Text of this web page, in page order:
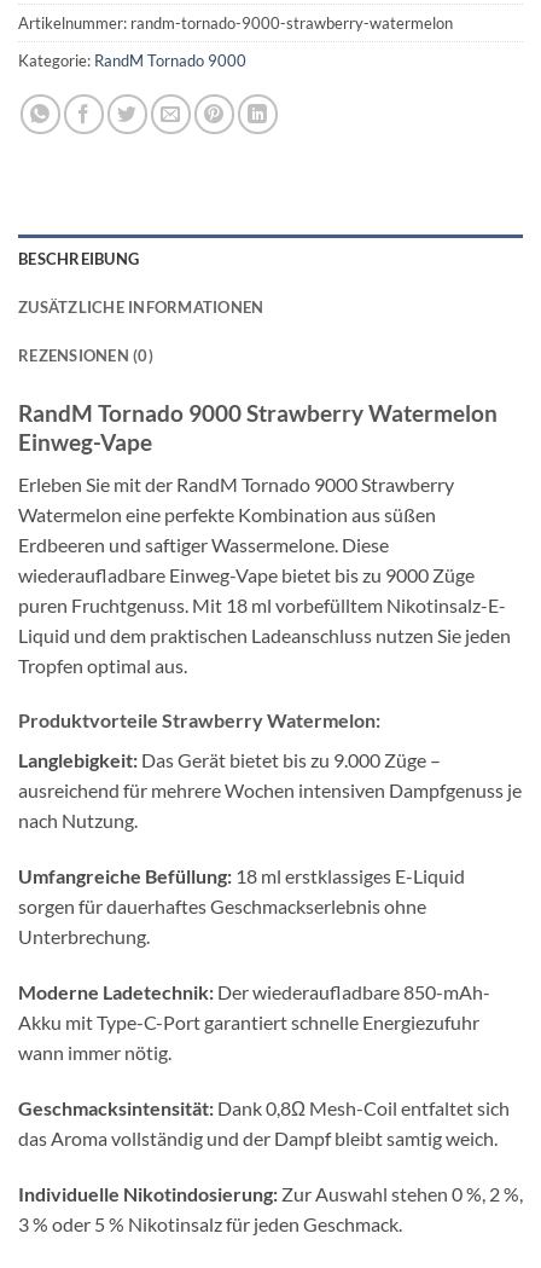
Artikelnummer: randm-tornado-9000-strawberry-watermelon
Kategorie: RandM Tornado 9000
BESCHREIBUNG
ZUSÄTZLICHE INFORMATIONEN
REZENSIONEN (0)
RandM Tornado 9000 Strawberry Watermelon
Einweg-Vape
Erleben Sie mit der RandM Tornado 9000 Strawberry
Watermelon eine perfekte Kombination aus süßen
Erdbeeren und saftiger Wassermelone. Diese
wiederaufladbare Einweg-Vape bietet bis zu 9000 Züge
puren Fruchtgenuss. Mit 18 ml vorbefülltem Nikotinsalz-E-
Liquid und dem praktischen Ladeanschluss nutzen Sie jeden
Tropfen optimal aus.
Produktvorteile Strawberry Watermelon:
Langlebigkeit: Das Gerät bietet bis zu 9.000 Züge –
ausreichend für mehrere Wochen intensiven Dampfgenuss je
nach Nutzung.
Umfangreiche Befüllung: 18 ml erstklassiges E-Liquid
sorgen für dauerhaftes Geschmackserlebnis ohne
Unterbrechung.
Moderne Ladetechnik: Der wiederaufladbare 850-mAh-
Akku mit Type-C-Port garantiert schnelle Energiezufuhr
wann immer nötig.
Geschmacksintensität: Dank 0,8Ω Mesh-Coil entfaltet sich
das Aroma vollständig und der Dampf bleibt samtig weich.
Individuelle Nikotindosierung: Zur Auswahl stehen 0 %, 2 %,
3 % oder 5 % Nikotinsalz für jeden Geschmack.